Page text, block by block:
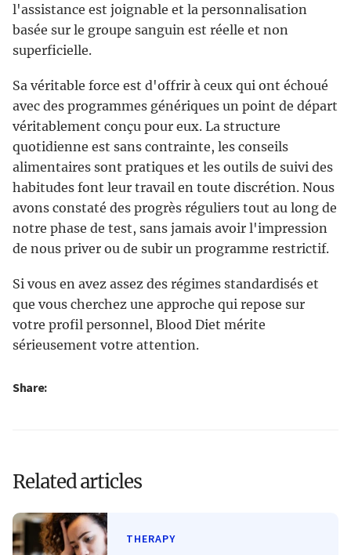
l'assistance est joignable et la personnalisation
basée sur le groupe sanguin est réelle et non
superficielle.
Sa véritable force est d'offrir à ceux qui ont échoué
avec des programmes génériques un point de départ
véritablement conçu pour eux. La structure
quotidienne est sans contrainte, les conseils
alimentaires sont pratiques et les outils de suivi des
habitudes font leur travail en toute discrétion. Nous
avons constaté des progrès réguliers tout au long de
notre phase de test, sans jamais avoir l'impression
de nous priver ou de subir un programme restrictif.
Si vous en avez assez des régimes standardisés et
que vous cherchez une approche qui repose sur
votre profil personnel, Blood Diet mérite
sérieusement votre attention.
Share:
Related articles
THERAPY